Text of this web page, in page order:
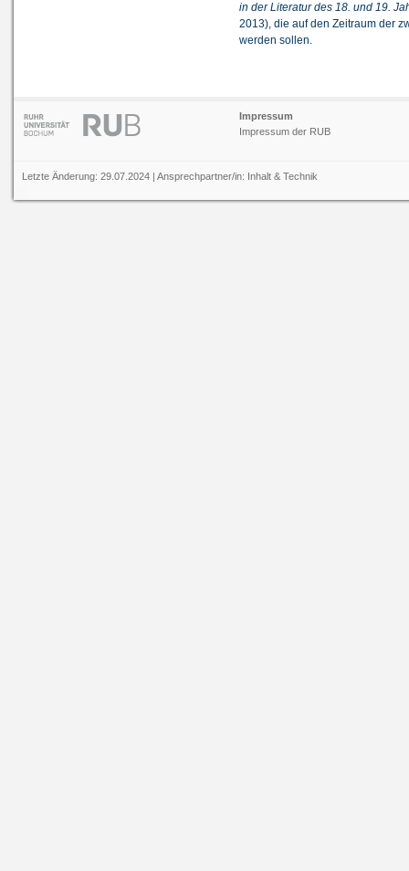
in der Literatur des 18. und 19.
2013), die auf den Zeitraum der
werden sollen.
Impressum
Impressum der RUB
Letzte Änderung: 29.07.2024 | Ansprechpartner/in: Inhalt &Technik